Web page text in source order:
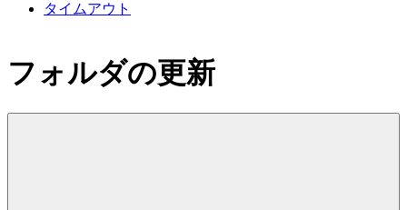
タイムアウト
フォルダの更新